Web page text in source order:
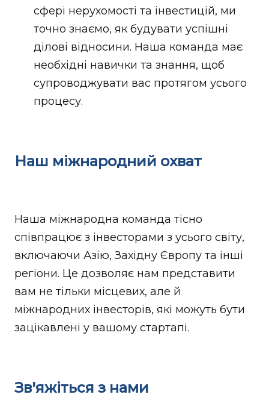
сфері нерухомості та інвестицій, ми
точно знаємо, як будувати успішні
ділові відносини. Наша команда має
необхідні навички та знання, щоб
супроводжувати вас протягом усього
процесу.
Наш міжнародний охват
Наша міжнародна команда тісно
співпрацює з інвесторами з усього світу,
включаючи Азію, Західну Європу та інші
регіони. Це дозволяє нам представити
вам не тільки місцевих, але й
міжнародних інвесторів, які можуть бути
зацікавлені у вашому стартапі.
Зв'яжіться з нами